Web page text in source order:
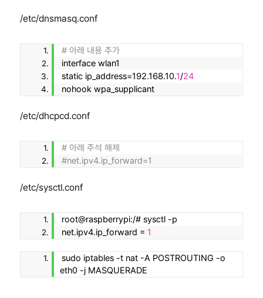
/etc/dnsmasq.conf
# 아래 내용 추가
interface wlan1
static ip_address=192.168.10.1/24
nohook wpa_supplicant
/etc/dhcpcd.conf
# 아래 주석 해제
#net.ipv4.ip_forward=1
/etc/sysctl.conf
root@raspberrypi:/# sysctl -p
net.ipv4.ip_forward = 1
sudo iptables -t nat -A POSTROUTING -o
eth0 -j MASQUERADE